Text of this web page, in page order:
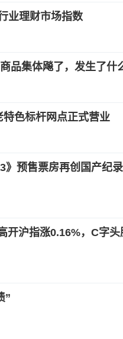
业理财市场指数
品集体飚了，发生了什
色标杆网点正式营业
》预售票房再创国产纪
开沪指涨0.16%，C字头
”